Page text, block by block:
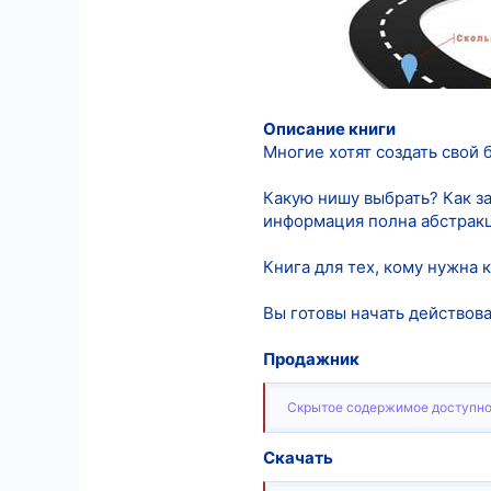
Описание книги
Многие хотят создать свой
Какую нишу выбрать? Как
информация полна
Книга для тех, кому нужна
Вы готовы начать
Продажник
Скрытое содержимое
Скачать